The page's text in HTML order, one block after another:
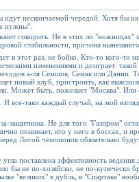
нескончаемой чередой. Хотя бы на
нужны".
говорить. Не в этих ли
стабильности, причина
в этот раз, не бойко. Кто-то кого-то
изменениями и доиграет:
а-ля Семшов, Семак или Данни.
новый клуб, пристроить, как
Может быть, пожелает "Москва". Или
таки каждый случай, на мой
защитника. Не для того "Газпром"
понимает, кто у него в боссах, и
Лигой чемпионов обязательно
поставлена эффективность
бы не по-хозяйски, не по-купечески
"великих" в дубль, в "Спартаке"